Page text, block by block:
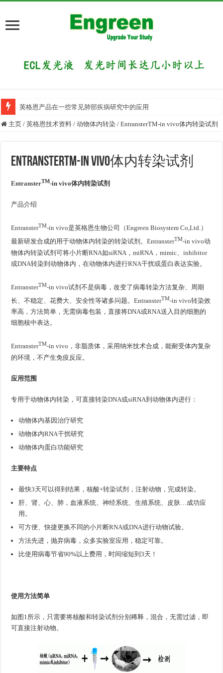
英格恩产品在一些常见肺部疾病研究中的应用
主页 / 英格恩技术资料 / 动物体内转染 / EntransterTM-in vivo体内转染试剂
EntransterTM-in vivo体内转染试剂
EntransterTM-in vivo体内转染试剂
产品介绍
EntransterTM-in vivo是英格恩生物公司（Engreen Biosystem Co,Ltd.）
最新研发合成的用于动物体内转染的转染试剂。EntransterTM-in vivo动
物体内转染试剂可将小片断RNA如siRNA，miRNA，mimic、inhibitor
或DNA转染到动物体内，在动物体内进行RNA干扰或蛋白表达实验。
EntransterTM-in vivo试剂不是病毒，改变了病毒转染方法复杂、周期
长、不稳定、花费大、安全性等诸多问题。EntransterTM-in vivo转染效
率高，方法简单，无需病毒包装，直接将DNA或RNA送入目的细胞的
细胞核中表达。
EntransterTM-in vivo，非脂质体，采用纳米技术合成，能耐受体内复杂
的环境，不产生免疫反应。
应用范围
专用于动物体内转染，可直接转染DNA或siRNA到动物体内进行：
动物体内基因治疗研究
动物体内RNA干扰研究
动物体内蛋白功能研究
主要特点
最快3天可以得到结果，核酸+转染试剂，注射动物，完成转染。
肝、肾、心、肺，血液系统、神经系统、生殖系统、皮肤…成功应
用。
可方便、快捷更换不同的小片断RNA或DNA进行动物试验。
方法先进，抛弃病毒，众多实验室应用，稳定可靠。
比使用病毒节省90%以上费用，时间缩短到3天！
使用方法简单
如图1所示，只需要将核酸和转染试剂分别稀释，混合，无需过滤，即
可直接注射动物。